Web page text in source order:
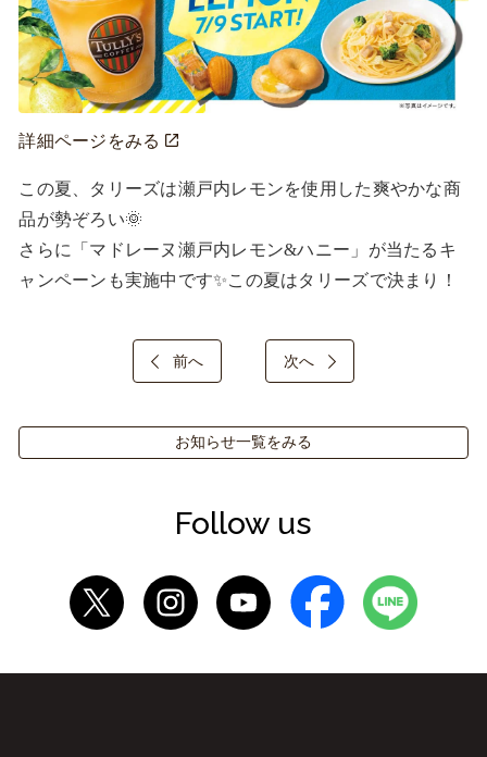
詳細ページをみる
この夏、タリーズは瀬戸内レモンを使用した爽やかな商
品が勢ぞろい🌞
さらに「マドレーヌ瀬戸内レモン&ハニー」が当たるキ
ャンペーンも実施中です✨この夏はタリーズで決まり！
前へ 次へ
お知らせ一覧をみる
Follow us